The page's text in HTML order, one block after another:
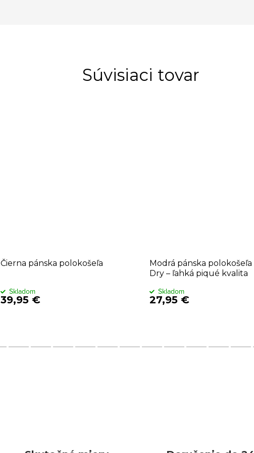
Súvisiaci tovar
Čierna pánska polokošeľa
39,95 €
Skladom
Modrá pánska polokošeľa
Dry – ľahká piqué kvalita
27,95 €
Skladom